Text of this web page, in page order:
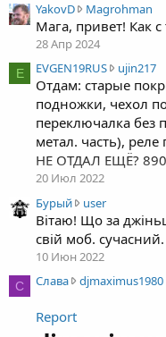
YakovD Magrohman
a
v
D
н
а
п
и
с
(
а
)
п
Мага, привет! Как с
28 Апр 2024
E EVGEN19RUS ujin217E
V
G
N
1
9
н
а
и
Отдам: старые
подножки, чехол
переключалка без
метал. часть),
НЕ ОТДАЛ ЕЩЁ?
20 Июл 2022
Бурый userБ
у
р
ы
н
и
Вітаю! Що за
свій моб. сучасний.
10 Июн 2022
С Слава djmaximus1980С
Report